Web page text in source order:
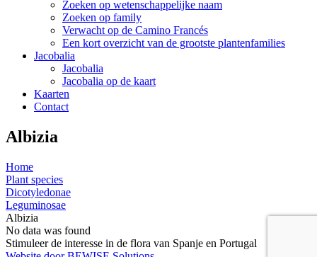
Zoeken op wetenschappelijke naam
Zoeken op family
Verwacht op de Camino Francés
Een kort overzicht van de grootste plantenfamilies
Jacobalia
Jacobalia
Jacobalia op de kaart
Kaarten
Contact
Albizia
Home
Plant species
Dicotyledonae
Leguminosae
Albizia
No data was found
Stimuleer de interesse in de flora van Spanje en Portugal